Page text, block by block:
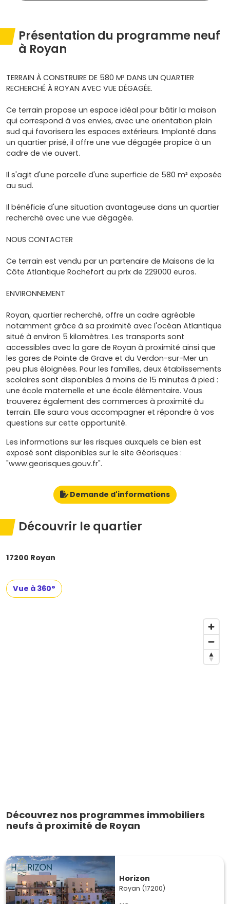
Présentation du programme neuf
à Royan
TERRAIN À CONSTRUIRE DE 580 M² DANS UN QUARTIER
RECHERCHÉ À ROYAN AVEC VUE DÉGAGÉE.
Ce terrain propose un espace idéal pour bâtir la maison
qui correspond à vos envies, avec une orientation plein
sud qui favorisera les espaces extérieurs. Implanté dans
un quartier prisé, il offre une vue dégagée propice à un
cadre de vie ouvert.
Il s'agit d'une parcelle d'une superficie de 580 m² exposée
au sud.
Il bénéficie d'une situation avantageuse dans un quartier
recherché avec une vue dégagée.
NOUS CONTACTER
Ce terrain est vendu par un partenaire de Maisons de la
Côte Atlantique Rochefort au prix de 229000 euros.
ENVIRONNEMENT
Royan, quartier recherché, offre un cadre agréable
notamment grâce à sa proximité avec l'océan Atlantique
situé à environ 5 kilomètres. Les transports sont
accessibles avec la gare de Royan à proximité ainsi que
les gares de Pointe de Grave et du Verdon-sur-Mer un
peu plus éloignées. Pour les familles, deux établissements
scolaires sont disponibles à moins de 15 minutes à pied :
une école maternelle et une école élémentaire. Vous
trouverez également des commerces à proximité du
terrain. Elle saura vous accompagner et répondre à vos
questions sur cette opportunité.
Les informations sur les risques auxquels ce bien est
exposé sont disponibles sur le site Géorisques :
"www.georisques.gouv.fr".
Demande d'informations
Découvrir le quartier
17200 Royan
Vue à 360°
Découvrez nos programmes immobiliers
neufs à proximité de Royan
Horizon
Royan (17200)